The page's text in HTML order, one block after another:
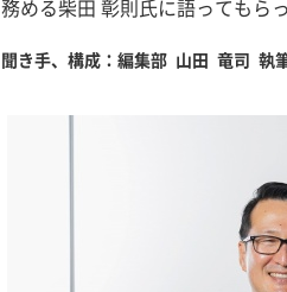
務める柴田 彰則氏に語ってもらっ
聞き手、構成：編集部 山田 竜司 執